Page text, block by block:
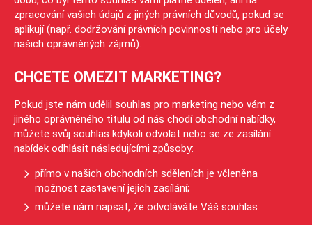
zpracování vašich údajů z jiných právních důvodů, pokud se
aplikují (např. dodržování právních povinností nebo pro účely
našich oprávněných zájmů).
CHCETE OMEZIT MARKETING?
Pokud jste nám udělil souhlas pro marketing nebo vám z
jiného oprávněného titulu od nás chodí obchodní nabídky,
můžete svůj souhlas kdykoli odvolat nebo se ze zasílání
nabídek odhlásit následujícími způsoby:
přímo v našich obchodních sděleních je včleněna
možnost zastavení jejich zasílání;
můžete nám napsat, že odvoláváte Váš souhlas.